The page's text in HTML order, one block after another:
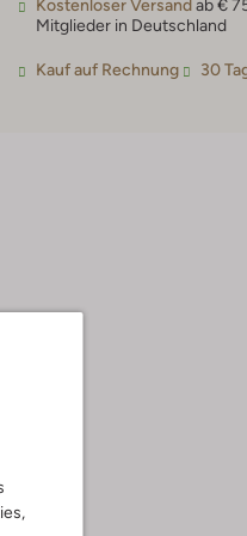
Kostenloser Versand ab €
Mitglieder in Deutschland
Kauf auf Rechnung 30